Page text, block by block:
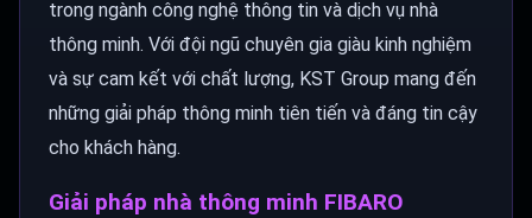
trong ngành công nghệ thông tin và dịch vụ nhà
thông minh. Với đội ngũ chuyên gia giàu kinh nghiệm
và sự cam kết với chất lượng, KST Group mang đến
những giải pháp thông minh tiên tiến và đáng tin cậy
cho khách hàng.
Giải pháp nhà thông minh FIBARO